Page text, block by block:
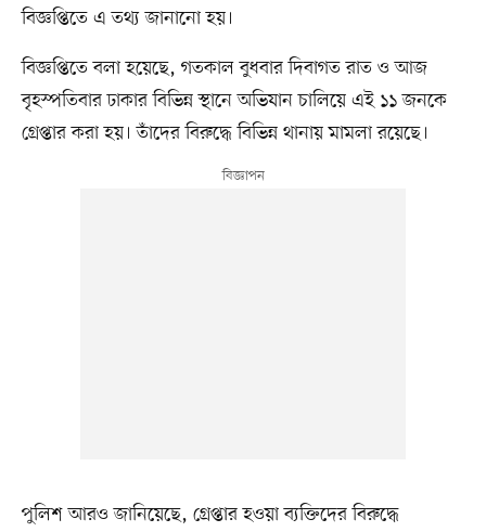
বিজ্ঞপ্তিতে এ তথ্য জানানো হয়।
বিজ্ঞপ্তিতে বলা হয়েছে, গতকাল বুধবার দিবাগত রাত ও আজ
বৃহস্পতিবার ঢাকার বিভিন্ন স্থানে অভিযান চালিয়ে এই ১১ জনকে
গ্রেপ্তার করা হয়। তাঁদের বিরুদ্ধে বিভিন্ন থানায় মামলা রয়েছে।
পুলিশ আরও জানিয়েছে, গ্রেপ্তার হওয়া ব্যক্তিদের বিরুদ্ধে